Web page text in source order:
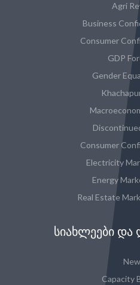
Agri
Business
Consumer
GDP
Gender
Consumer
Electricity
Energy
Real Estate
ᲡᲘᲐᲮᲚᲔᲔᲑᲘ ᲓᲐ
Capacity